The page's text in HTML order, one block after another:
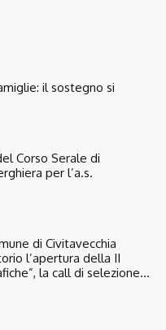
il sostegno si
Corso Serale di
per l’a.s.
di Civitavecchia
l’apertura della II
la call di selezione...